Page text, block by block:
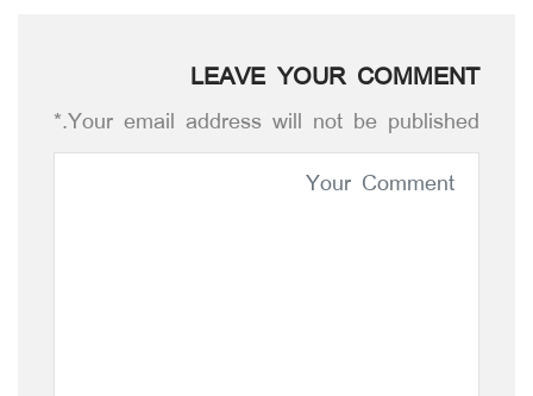
LEAVE YOUR COMMENT
Your email address will not be published.*